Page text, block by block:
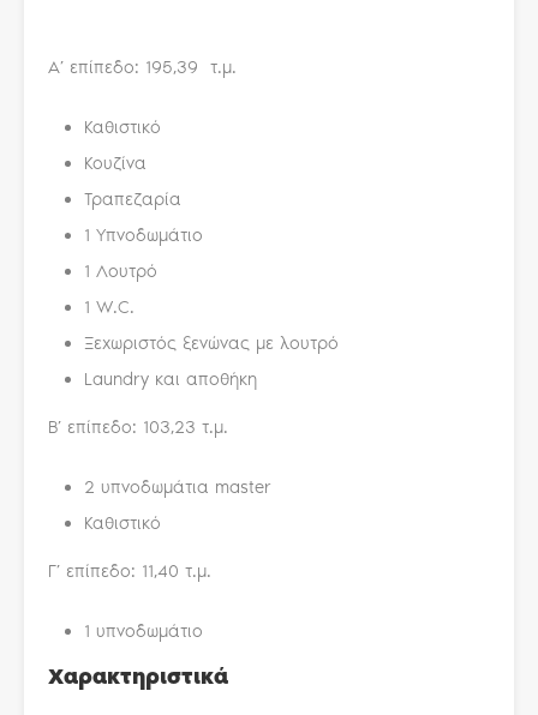
Α’ επίπεδο: 195,39 τ.μ.
Καθιστικό
Κουζίνα
Τραπεζαρία
1 Υπνοδωμάτιο
1 Λουτρό
1 W.C.
Ξεχωριστός ξενώνας με λουτρό
Laundry και αποθήκη
Β’ επίπεδο: 103,23 τ.μ.
2 υπνοδωμάτια master
Καθιστικό
Γ’ επίπεδο: 11,40 τ.μ.
1 υπνοδωμάτιο
Χαρακτηριστικά